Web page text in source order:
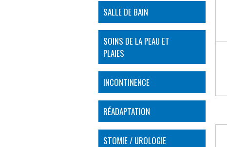
SALLE DE BAIN
SOINS DE LA PEAU ET
PLAIES
INCONTINENCE
RÉADAPTATION
STOMIE / UROLOGIE